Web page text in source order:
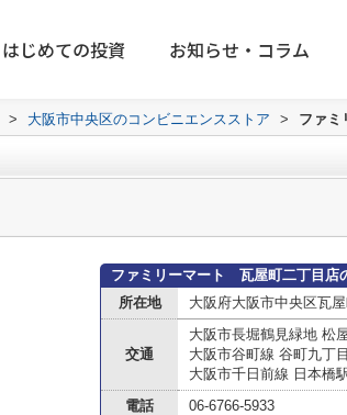
はじめての投資 お知らせ・コラム
> 大阪市中央区のコンビニエンスストア > ファ
ファミリーマート 瓦屋町二丁目店
所在地
大阪府大阪市中央区瓦
交通
大阪市長堀鶴見緑地 松
大阪市谷町線 谷町九丁
大阪市千日前線 日本橋
電話
06-6766-5933